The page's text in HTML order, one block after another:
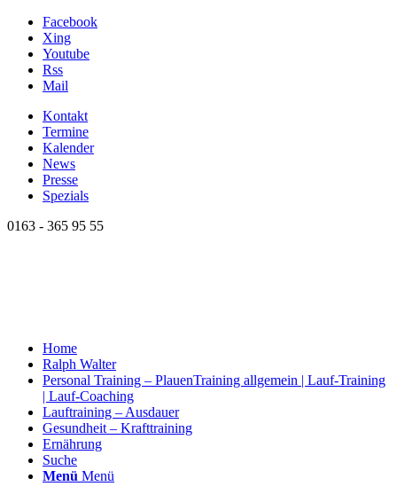
Facebook
Xing
Youtube
Rss
Mail
Kontakt
Termine
Kalender
News
Presse
Spezials
0163 - 365 95 55
Home
Ralph Walter
Personal Training – PlauenTraining allgemein | Lauf-Training
| Lauf-Coaching
Lauftraining – Ausdauer
Gesundheit – Krafttraining
Ernährung
Suche
Menü Menü